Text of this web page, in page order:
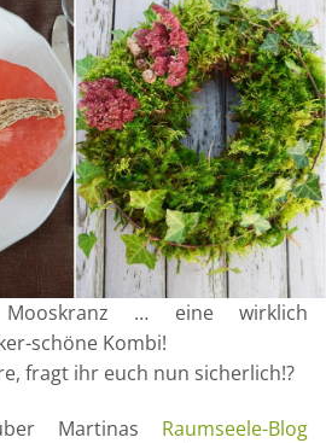
… eine wirklich
schöne Kombi!
fragt ihr euch nun sicherlich!?
Martinas Raumseele-Blog